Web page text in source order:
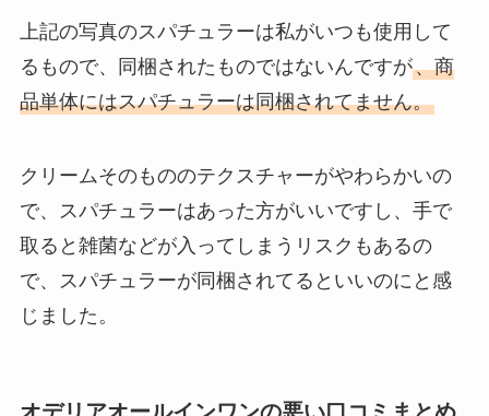
上記の写真のスパチュラーは私がいつも使用して
るもので、同梱されたものではないんですが、商
品単体にはスパチュラーは同梱されてません。
クリームそのもののテクスチャーがやわらかいの
で、スパチュラーはあった方がいいですし、手で
取ると雑菌などが入ってしまうリスクもあるの
で、スパチュラーが同梱されてるといいのにと感
じました。